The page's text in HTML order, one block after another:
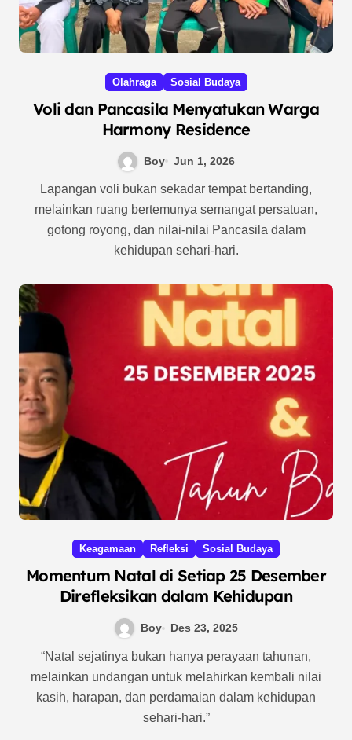
Olahraga Sosial Budaya
Voli dan Pancasila Menyatukan Warga
Harmony Residence
Boy Jun 1, 2026
Lapangan voli bukan sekadar tempat bertanding,
melainkan ruang bertemunya semangat persatuan,
gotong royong, dan nilai-nilai Pancasila dalam
kehidupan sehari-hari.
Keagamaan Refleksi Sosial Budaya
Momentum Natal di Setiap 25 Desember
Direfleksikan dalam Kehidupan
Boy Des 23, 2025
“Natal sejatinya bukan hanya perayaan tahunan,
melainkan undangan untuk melahirkan kembali nilai
kasih, harapan, dan perdamaian dalam kehidupan
sehari-hari.”